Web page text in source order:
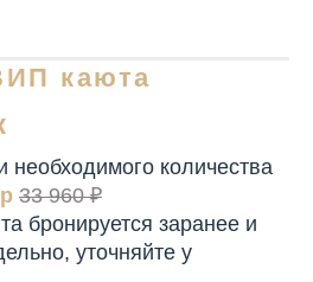
каюта
необходимого количества
33 960 ₽
бронируется заранее и
уточняйте у